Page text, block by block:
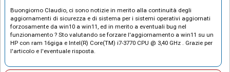
Buongiorno Claudio, ci sono notizie in merito alla continuità degli
aggiornamenti di sicurezza e di sistema per i sistemi operativi aggiornati
forzosamente da win10 a win11, ed in merito a eventuali bug nel
funzionamento ? Sto valutando se forzare l'aggiornamento a win11 su un
HP con ram 16giga e Intel(R) Core(TM) i7-3770 CPU @ 3,40 GHz . Grazie per
l'articolo e l'eventuale risposta.